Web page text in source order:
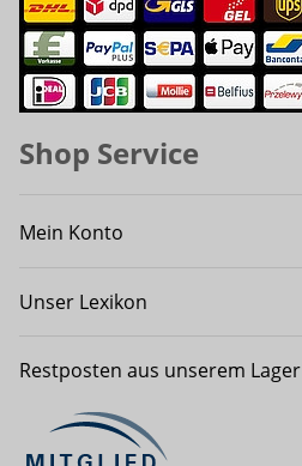
Shop Service
Mein Konto
Unser Lexikon
Restposten aus unserem Lager